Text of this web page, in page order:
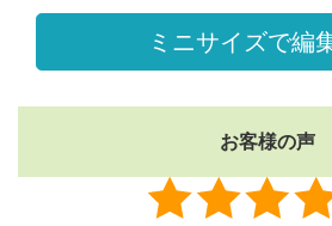
ミニサイズで編
お客様の声